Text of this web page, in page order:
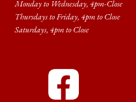
Monday to Wednesday, 4pm-Close
Thursdays to Friday, 4pm to Close
Saturdays, 4pm to Close